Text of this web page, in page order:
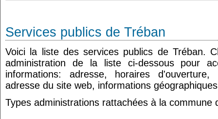
Services publics de Tréban
Voici la liste des services publics de Tréban.
administration de la liste ci-dessous pour
informations: adresse, horaires
adresse du site web, informations
Types administrations rattachées à la commune